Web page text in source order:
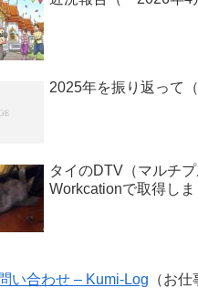
2025年を振り返って
タイのDTV（マルチ
Workcationで取得しま
い合わせ – Kumi-Log （お